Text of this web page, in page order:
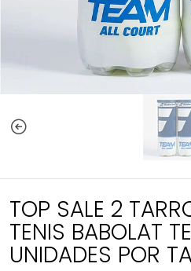
TOP SALE 2
TENIS BABOLAT
UNIDADES POR